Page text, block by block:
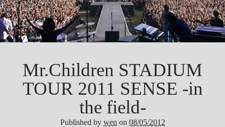
Mr.Children STADIUM
TOUR 2011 SENSE -in
the field-
Published by wen on 08/05/2012